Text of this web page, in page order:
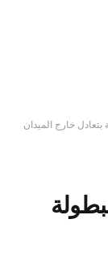
خارج الميدان